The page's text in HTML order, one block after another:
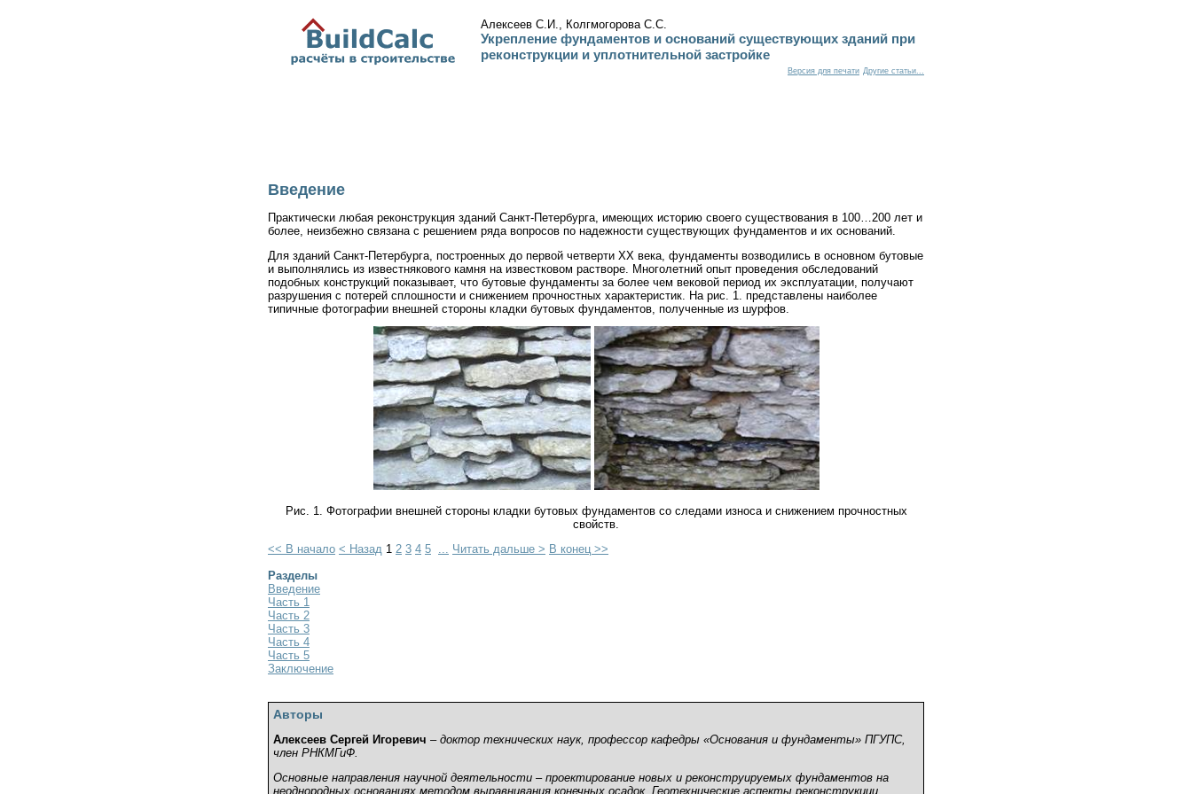
Алексеев С.И., Колгмогорова С.С.
Укрепление фундаментов и оснований существующих зданий при
реконструкции и уплотнительной застройке
Версия для печати Другие статьи...
Введение
Практически любая реконструкция зданий Санкт-Петербурга, имеющих историю своего существования в 100…200 лет и
более, неизбежно связана с решением ряда вопросов по надежности существующих фундаментов и их оснований.
Для зданий Санкт-Петербурга, построенных до первой четверти XX века, фундаменты возводились в основном бутовые
и выполнялись из известнякового камня на известковом растворе. Многолетний опыт проведения обследований
подобных конструкций показывает, что бутовые фундаменты за более чем вековой период их эксплуатации, получают
разрушения с потерей сплошности и снижением прочностных характеристик. На рис. 1. представлены наиболее
типичные фотографии внешней стороны кладки бутовых фундаментов, полученные из шурфов.
Рис. 1. Фотографии внешней стороны кладки бутовых фундаментов со следами износа и снижением прочностных
свойств.
<< В начало < Назад 1 2 3 4 5 Читать дальше > В конец >>
Разделы
Введение
Часть 1
Часть 2
Часть 3
Часть 4
Часть 5
Заключение
Авторы
Алексеев Сергей Игоревич – доктор технических наук, профессор кафедры «Основания и фундаменты» ПГУПС,
член РНКМГиФ.
Основные направления научной деятельности – проектирование новых и реконструируемых фундаментов на
неоднородных основаниях методом выравнивания конечных осадок. Геотехнические аспекты реконструкции